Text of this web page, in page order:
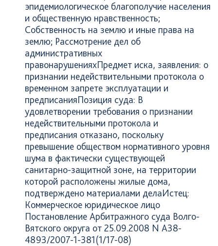
эпидемиологическое благополучие населения
и общественную нравственность;
Собственность на землю и иные права на
землю; Рассмотрение дел об
административных
правонарушенияхПредмет иска, заявления: о
признании недействительными протокола о
временном запрете эксплуатации и
предписанияПозиция суда: В
удовлетворении требования о признании
недействительными протокола и
предписания отказано, поскольку
превышение обществом нормативного уровня
шума в фактически существующей
санитарно-защитной зоне, на территории
которой расположены жилые дома,
подтверждено материалами делаИстец:
Коммерческое юридическое лицо
Постановление Арбитражного суда Волго-
Вятского округа от 25.09.2008 N А38-
4893/2007-1-381(1/17-08)